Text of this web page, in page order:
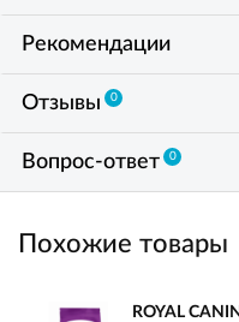
Рекомендации
Отзывы 0
Вопрос-ответ 0
Похожие товары
ROYAL